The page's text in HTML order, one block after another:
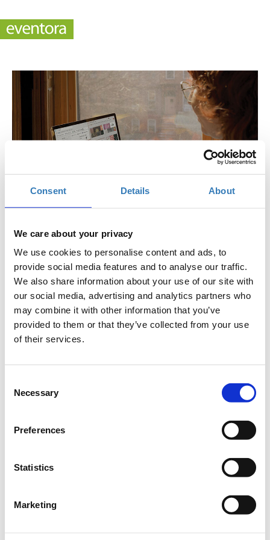
Consent Details About
We care about your privacy
We use cookies to personalise content and ads, to
provide social media features and to analyse our traffic.
We also share information about your use of our site with
our social media, advertising and analytics partners who
may combine it with other information that you’ve
provided to them or that they’ve collected from your use
of their services.
Selection
Necessary
Preferences
Statistics
Marketing
Empowered: Χρησιμοποιώντας το TikTok για μία
επιτυχημένη στρατηγική μάρκετινγκ
Πέμπτη, 14 Δεκεμβρίου 2023 4:00 μμ
Προσθήκη στο ημερολόγιό σας
Empowered
Το πρόγραμμα
της Coca-Cola Τρία Έψιλον σε